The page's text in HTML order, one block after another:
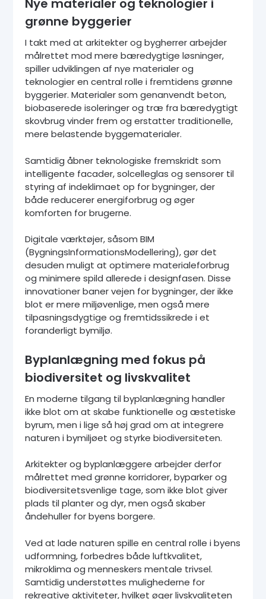
Nye materialer og teknologier i
grønne byggerier
I takt med at arkitekter og bygherrer arbejder
målrettet mod mere bæredygtige løsninger,
spiller udviklingen af nye materialer og
teknologier en central rolle i fremtidens grønne
byggerier. Materialer som genanvendt beton,
biobaserede isoleringer og træ fra bæredygtigt
skovbrug vinder frem og erstatter traditionelle,
mere belastende byggematerialer.
Samtidig åbner teknologiske fremskridt som
intelligente facader, solcelleglas og sensorer til
styring af indeklimaet op for bygninger, der
både reducerer energiforbrug og øger
komforten for brugerne.
Digitale værktøjer, såsom BIM
(BygningsInformationsModellering), gør det
desuden muligt at optimere materialeforbrug
og minimere spild allerede i designfasen. Disse
innovationer baner vejen for bygninger, der ikke
blot er mere miljøvenlige, men også mere
tilpasningsdygtige og fremtidssikrede i et
foranderligt bymiljø.
Byplanlægning med fokus på
biodiversitet og livskvalitet
En moderne tilgang til byplanlægning handler
ikke blot om at skabe funktionelle og æstetiske
byrum, men i lige så høj grad om at integrere
naturen i bymiljøet og styrke biodiversiteten.
Arkitekter og byplanlæggere arbejder derfor
målrettet med grønne korridorer, byparker og
biodiversitetsvenlige tage, som ikke blot giver
plads til planter og dyr, men også skaber
åndehuller for byens borgere.
Ved at lade naturen spille en central rolle i byens
udformning, forbedres både luftkvalitet,
mikroklima og menneskers mentale trivsel.
Samtidig understøttes mulighederne for
rekreative aktiviteter, hvilket øger livskvaliteten